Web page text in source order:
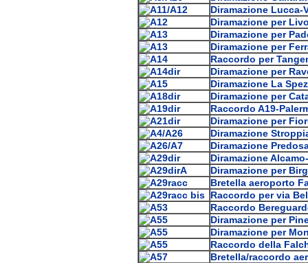
Diramazione Lucca-
Diramazione per
Diramazione per
Diramazione per
Raccordo per
Diramazione per
Diramazione La
Diramazione per
Raccordo A19-
Diramazione per
Diramazione
Diramazione
Diramazione
Diramazione per
Bretella aeroporto
Raccordo per via
Raccordo
Diramazione per
Diramazione per
Raccordo della
Bretella/raccordo